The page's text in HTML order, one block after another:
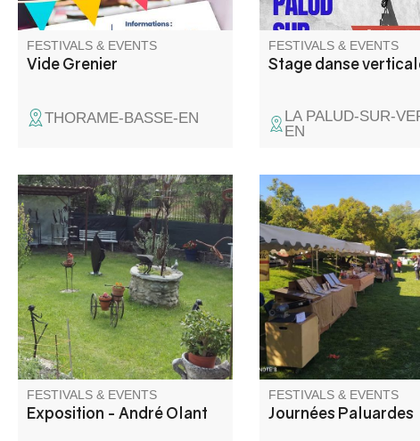
FESTIVALS & EVENTS
Vide Grenier
THORAME-BASSE-EN
FESTIVALS & EVENTS
Stage danse
LA PALUD-SUR-
EN
The art of recycling: André
Olant exhibits his wrought-iron
sculptures in his La Beïte
workshop.
FESTIVALS & EVENTS
Exposition - André Olant
Animations, buvette,
four Peisselon, apéritif
par la Commune, repas
réservation) et marché
artisanal et de
FESTIVALS & EVENTS
Journées Paluardes